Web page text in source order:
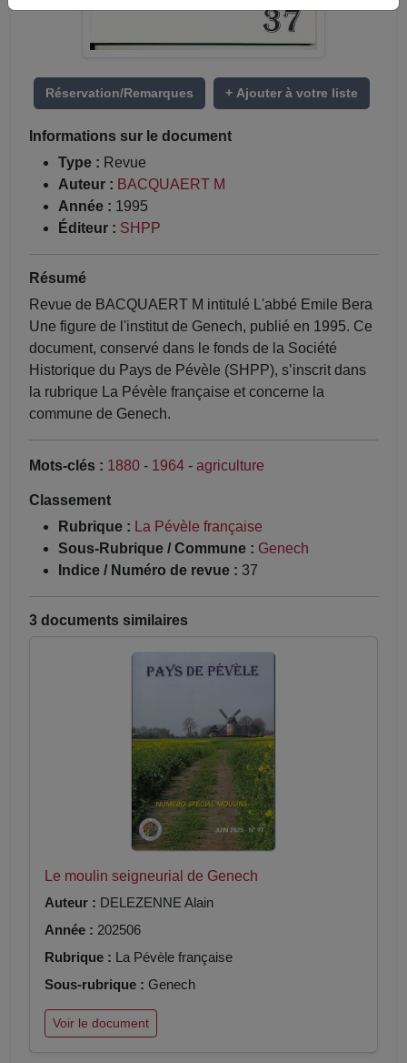
Réservation/Remarques + Ajouter à votre liste
Informations sur le document
Type : Revue
Auteur : BACQUAERT M
Année : 1995
Éditeur : SHPP
Résumé
Revue de BACQUAERT M intitulé L'abbé Emile Bera
Une figure de l'institut de Genech, publié en 1995. Ce
document, conservé dans le fonds de la Société
Historique du Pays de Pévèle (SHPP), s’inscrit dans
la rubrique La Pévèle française et concerne la
commune de Genech.
Mots-clés : 1880 - 1964 - agriculture
Classement
Rubrique : La Pévèle française
Sous-Rubrique / Commune : Genech
Indice / Numéro de revue : 37
3 documents similaires
Le moulin seigneurial de Genech
Auteur : DELEZENNE Alain
Année : 202506
Rubrique : La Pévèle française
Sous-rubrique : Genech
Voir le document